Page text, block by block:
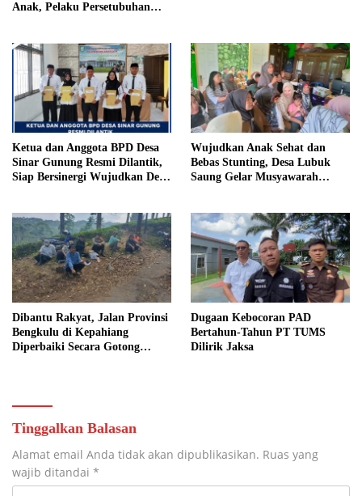
Anak, Pelaku Persetubuhan
Penjara
Ketua dan Anggota BPD Desa
Sinar Gunung Resmi Dilantik,
Siap Bersinergi Wujudkan Desa
Wujudkan Anak Sehat dan
Bebas Stunting, Desa Lubuk
Saung Gelar Musyawarah
Dibantu Rakyat, Jalan Provinsi
Bengkulu di Kepahiang
Diperbaiki Secara Gotong
Dugaan Kebocoran PAD
Bertahun-Tahun PT TUMS
Dilirik Jaksa
Tinggalkan Balasan
Alamat email Anda tidak akan dipublikasikan. Ruas yang
wajib ditandai *